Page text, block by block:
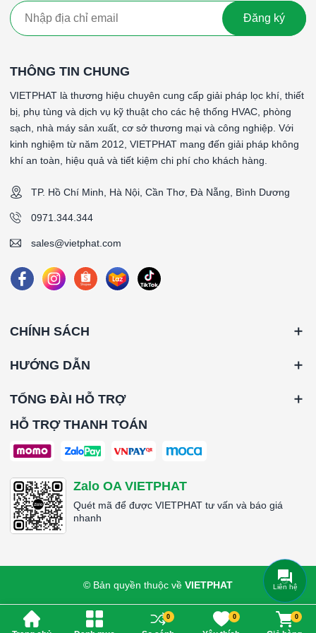
Catalogue sản phẩm
####
Đăng ký
THÔNG TIN CHUNG
VIETPHAT là thương hiệu chuyên cung cấp giải pháp lọc khí, thiết
bị, phụ tùng và dịch vụ kỹ thuật cho các hệ thống HVAC, phòng
sạch, nhà máy sản xuất, cơ sở thương mại và công nghiệp. Với
kinh nghiệm từ năm 2012, VIETPHAT mang đến giải pháp không
khí an toàn, hiệu quả và tiết kiệm chi phí cho khách hàng.
TP. Hồ Chí Minh, Hà Nội, Cần Thơ, Đà Nẵng, Bình Dương
0971.344.344
sales@vietphat.com
CHÍNH SÁCH
HƯỚNG DẪN
TỔNG ĐÀI HỖ TRỢ
HỖ TRỢ THANH TOÁN
Zalo OA VIETPHAT
Quét mã để được VIETPHAT tư vấn và báo giá
nhanh
© Bản quyền thuộc về VIETPHAT
0 0 0
Liên hệ